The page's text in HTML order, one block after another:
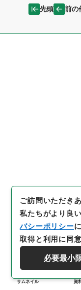
先頭 前の
サムネイル 資
ご訪問いただき
私たちがより良
バシーポリシー
取得と利用に同
必要最小